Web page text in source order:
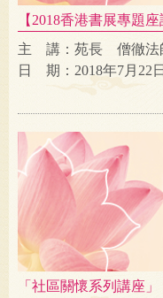
【2018香港書展專題
主 講：苑長 僧徹法
日 期：2018年7月22日
「社區關懷系列講座